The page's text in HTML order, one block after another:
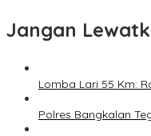
Jangan
Lomba Lari 55 Km:
Polres Bangkalan